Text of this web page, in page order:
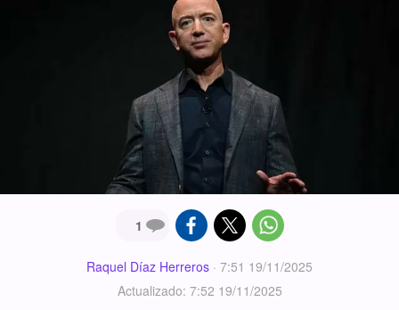
1
Raquel Díaz Herreros · 7:51 19/11/2025
Actualizado: 7:52 19/11/2025